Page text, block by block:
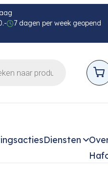
7 dagen per week geopend
Diensten